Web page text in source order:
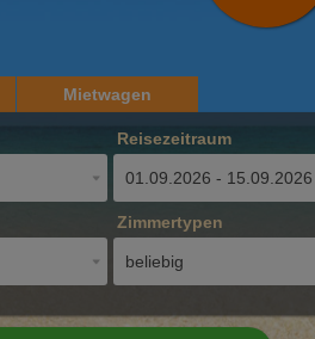
Mietwagen
Reisezeitraum
Zimmertypen
beliebig